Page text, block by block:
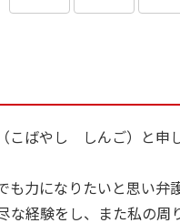
ばやし しんご）と申し
力になりたいと思い弁
な経験をし、また私の